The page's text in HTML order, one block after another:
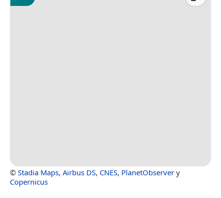
© Stadia Maps, Airbus DS, CNES, PlanetObserver y
Copernicus